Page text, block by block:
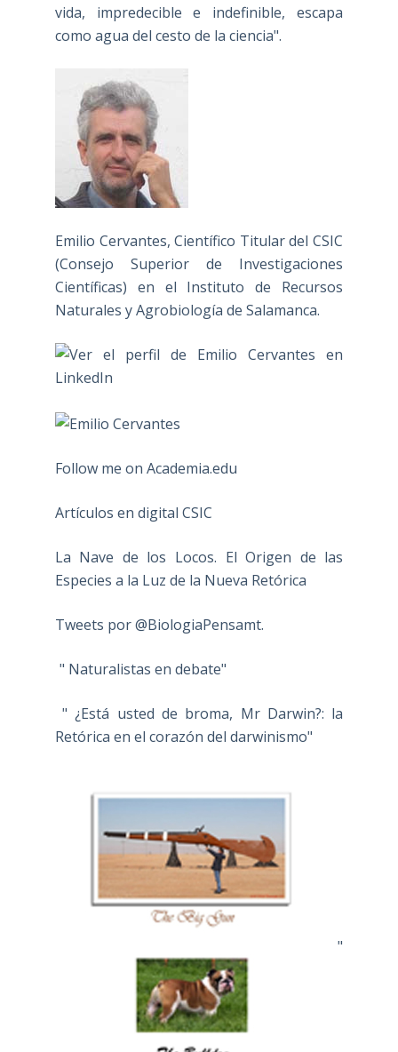
vida, impredecible e indefinible, escapa
como agua del cesto de la ciencia".
Emilio Cervantes, Científico Titular del CSIC
(Consejo Superior de Investigaciones
Científicas) en el Instituto de Recursos
Naturales y Agrobiología de Salamanca.
Follow me on Academia.edu
Artículos en digital CSIC
La Nave de los Locos. El Origen de las
Especies a la Luz de la Nueva Retórica
Tweets por @BiologiaPensamt.
" Naturalistas en debate"
" ¿Está usted de broma, Mr Darwin?: la
Retórica en el corazón del darwinismo"
"